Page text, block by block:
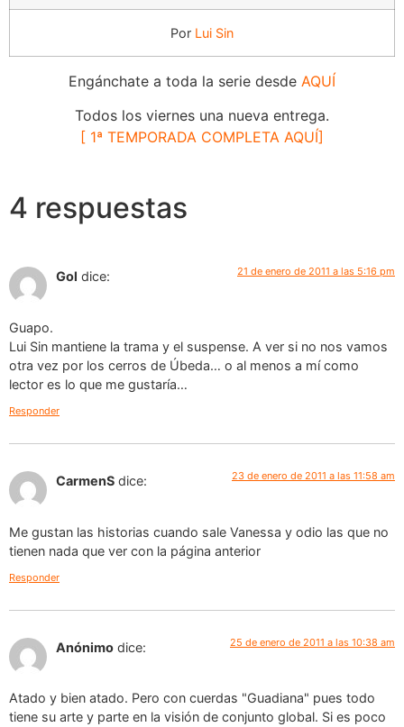
Por Lui Sin
Engánchate a toda la serie desde AQUÍ
Todos los viernes una nueva entrega.
[ 1ª TEMPORADA COMPLETA AQUÍ]
4 respuestas
Gol dice: 21 de enero de 2011 a las 5:16 pm
Guapo.
Lui Sin mantiene la trama y el suspense. A ver si no nos vamos
otra vez por los cerros de Úbeda… o al menos a mí como
lector es lo que me gustaría…
Responder
CarmenS dice: 23 de enero de 2011 a las 11:58 am
Me gustan las historias cuando sale Vanessa y odio las que no
tienen nada que ver con la página anterior
Responder
Anónimo dice: 25 de enero de 2011 a las 10:38 am
Atado y bien atado. Pero con cuerdas "Guadiana" pues todo
tiene su arte y parte en la visión de conjunto global. Si es poco